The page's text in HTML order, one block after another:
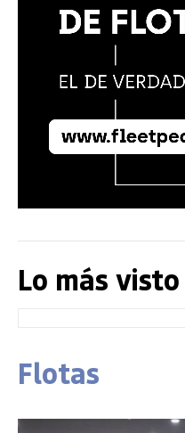
Lo más visto
Flotas